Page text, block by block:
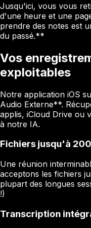
Jusqu'ici, vous vous
d'une heure et une
prendre des notes est
du passé.**
Vos
exploitables
Notre application iOS
Audio Externe**.
applis, iCloud Drive ou
à notre IA.
Fichiers jusqu'à
Une réunion
acceptons les fichiers
plupart des longues
!)
Transcription